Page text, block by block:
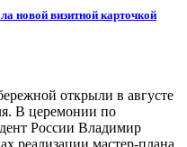
новой визитной карточкой
открыли в августе
В церемонии по
России Владимир
реализации мастер-плана